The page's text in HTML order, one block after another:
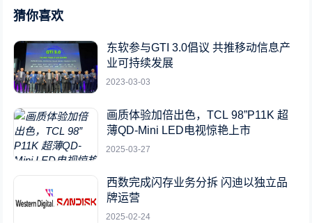
猜你喜欢
东软参与GTI 3.0倡议 共推移动信息产
业可持续发展
2023-03-03
画质体验加倍出色，TCL 98”P11K 超
薄QD-Mini LED电视惊艳上市
2025-03-27
西数完成闪存业务分拆 闪迪以独立品
牌运营
2025-02-24